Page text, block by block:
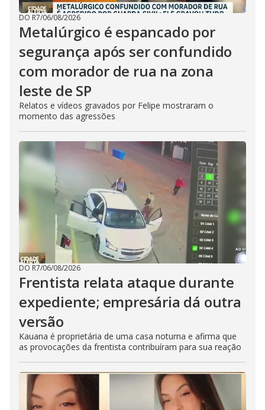
DO R7/06/08/2026
Metalúrgico é espancado por
segurança após ser confundido
com morador de rua na zona
leste de SP
Relatos e vídeos gravados por Felipe mostraram o
momento das agressões
DO R7/06/08/2026
Frentista relata ataque durante
expediente; empresária dá outra
versão
Kauana é proprietária de uma casa noturna e afirma que
as provocações da frentista contribuíram para sua reação